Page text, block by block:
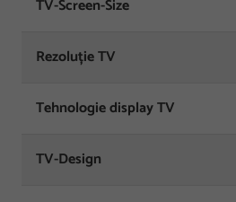
TV-Screen-Size
Rezoluție TV
Tehnologie display TV
TV-Design